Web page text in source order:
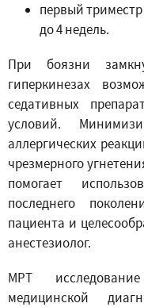
первый
до 4 недель.
При боязни
гиперкинезах
седативных
условий.
аллергических
чрезмерного
помогает
последнего
пациента и
анестезиолог.
МРТ
медицинской